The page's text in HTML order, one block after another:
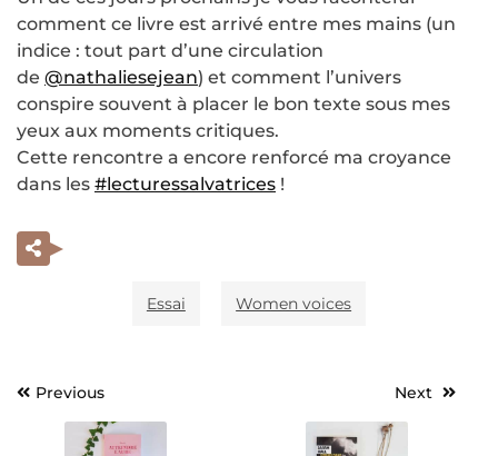
comment ce livre est arrivé entre mes mains (un
indice : tout part d’une circulation
de @nathaliesejean) et comment l’univers
conspire souvent à placer le bon texte sous mes
yeux aux moments critiques.
Cette rencontre a encore renforcé ma croyance
dans les #lecturessalvatrices !
Essai Women voices
Navigation
Previous Next